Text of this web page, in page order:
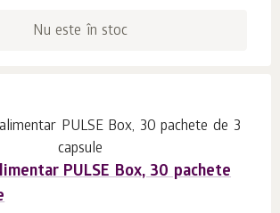
Nu este în stoc
PULSE Box, 30 pachete